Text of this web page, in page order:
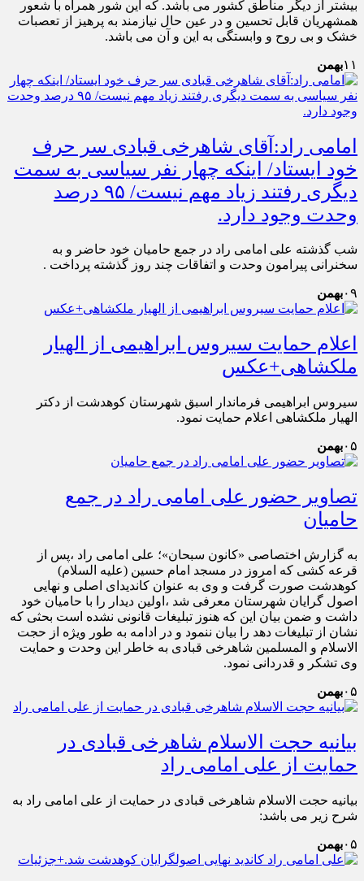
بیشتر از دیگر مناطق کشور می باشد. که این شور همراه با شعور
همشهریان قابل تحسین و در عین حال نیازمند به پرهیز از تعصبات
خشک و بی روح و وابستگی به این و آن می باشد.
۱۱بهمن
امامی راد:آقای شاهرخی قبادی سر حرف
خود ایستاد/ اینکه چهار نفر سیاسی به سمت
دیگری رفتند زیاد مهم نیست/ ۹۵ درصد
وحدت وجود دارد.
شب گذشته علی امامی راد در جمع حامیان خود حاضر و به
سخنرانی پیرامون وحدت و اتفاقات چند روز گذشته پرداخت .
۰۹بهمن
اعلام حمایت سیروس ابراهیمی از الهیار
ملکشاهی+عکس
سیروس ابراهیمی فرماندار اسبق شهرستان کوهدشت از دکتر
الهیار ملکشاهی اعلام حمایت نمود.
۰۵بهمن
تصاویر حضور علی امامی راد در جمع
حامیان
به گزارش اختصاصی «کانون سبحان»؛ علی امامی راد ،پس از
قرعه کشی که امروز در مسجد امام حسین (علیه السلام)
کوهدشت صورت گرفت و وی به عنوان کاندیدای اصلی و نهایی
اصول گرایان شهرستان معرفی شد ،اولین دیدار را با حامیان خود
داشت و ضمن بیان این که هنوز تبلیغات قانونی نشده است بحثی که
نشان از تبلیغات دهد را بیان ننمود و در ادامه به طور ویژه از حجت
الاسلام و المسلمین شاهرخی قبادی به خاطر این وحدت و حمایت
وی تشکر و قدردانی نمود.
۰۵بهمن
بیانیه حجت الاسلام شاهرخی قبادی در
حمایت از علی امامی راد
بیانیه حجت الاسلام شاهرخی قبادی در حمایت از علی امامی راد به
شرح زیر می باشد:
۰۵بهمن